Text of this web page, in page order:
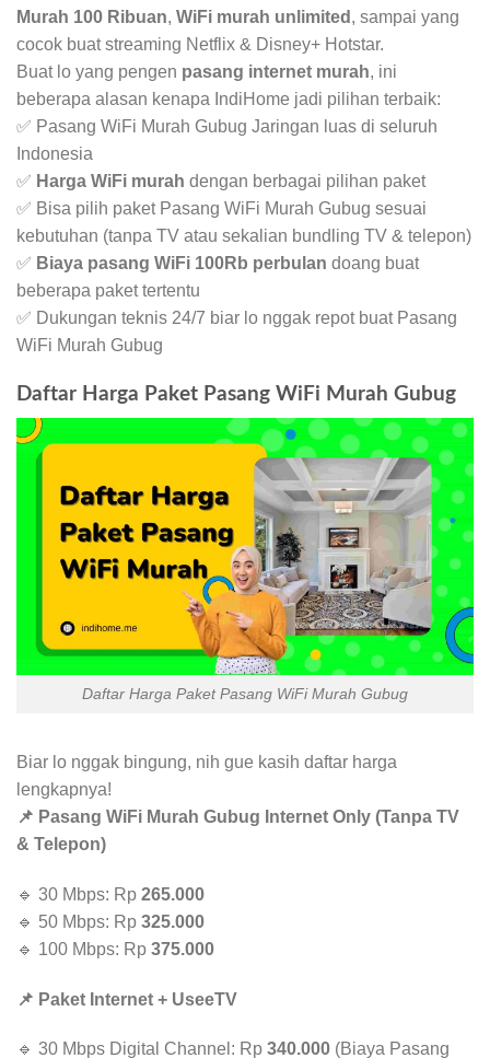
Murah 100 Ribuan, WiFi murah unlimited , sampai yang
cocok buat streaming Netflix & Disney+ Hotstar.
Buat lo yang pengen pasang internet murah, ini
beberapa alasan kenapa IndiHome jadi pilihan terbaik:
✅ Pasang WiFi Murah Gubug Jaringan luas di seluruh
Indonesia
✅ Harga WiFi murah dengan berbagai pilihan paket
✅ Bisa pilih paket Pasang WiFi Murah Gubug sesuai
kebutuhan (tanpa TV atau sekalian bundling TV & telepon)
✅ Biaya pasang WiFi 100Rb perbulan doang buat
beberapa paket tertentu
✅ Dukungan teknis 24/7 biar lo nggak repot buat Pasang
WiFi Murah Gubug
Daftar Harga Paket Pasang WiFi Murah Gubug
Daftar Harga Paket Pasang WiFi Murah Gubug
Biar lo nggak bingung, nih gue kasih daftar harga
lengkapnya!
📌 Pasang WiFi Murah Gubug Internet Only (Tanpa TV
& Telepon)
🔹 30 Mbps: Rp 265.000
🔹 50 Mbps: Rp 325.000
🔹 100 Mbps: Rp 375.000
📌 Paket Internet + UseeTV
🔹 30 Mbps Digital Channel: Rp 340.000 (Biaya Pasang